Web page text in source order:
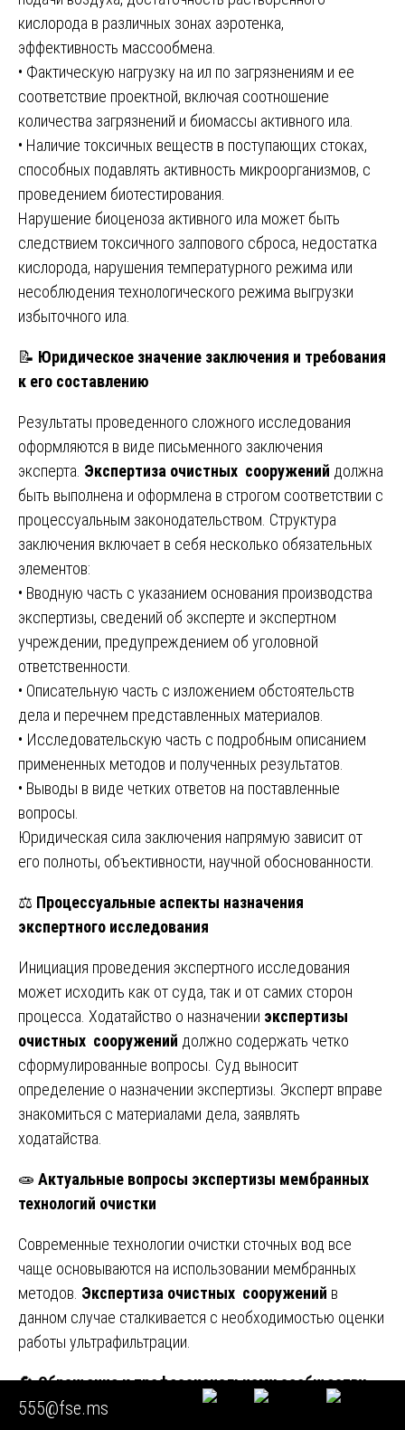
кислорода в различных зонах аэротенка,
эффективность массообмена.
• Фактическую нагрузку на ил по загрязнениям и ее
соответствие проектной, включая соотношение
количества загрязнений и биомассы активного ила.
• Наличие токсичных веществ в поступающих стоках,
способных подавлять активность микроорганизмов, с
проведением биотестирования.
Нарушение биоценоза активного ила может быть
следствием токсичного залпового сброса, недостатка
кислорода, нарушения температурного режима или
несоблюдения технологического режима выгрузки
избыточного ила.
📝 Юридическое значение заключения и требования
к его составлению
Результаты проведенного сложного исследования
оформляются в виде письменного заключения
эксперта. Экспертиза очистных сооружений должна
быть выполнена и оформлена в строгом соответствии с
процессуальным законодательством. Структура
заключения включает в себя несколько обязательных
элементов:
• Вводную часть с указанием основания производства
экспертизы, сведений об эксперте и экспертном
учреждении, предупреждением об уголовной
ответственности.
• Описательную часть с изложением обстоятельств
дела и перечнем представленных материалов.
• Исследовательскую часть с подробным описанием
примененных методов и полученных результатов.
• Выводы в виде четких ответов на поставленные
вопросы.
Юридическая сила заключения напрямую зависит от
его полноты, объективности, научной обоснованности.
⚖️ Процессуальные аспекты назначения
экспертного исследования
Инициация проведения экспертного исследования
может исходить как от суда, так и от самих сторон
процесса. Ходатайство о назначении экспертизы
очистных сооружений должно содержать четко
сформулированные вопросы. Суд выносит
определение о назначении экспертизы. Эксперт вправе
знакомиться с материалами дела, заявлять
ходатайства.
🧫 Актуальные вопросы экспертизы мембранных
технологий очистки
Современные технологии очистки сточных вод все
чаще основываются на использовании мембранных
методов. Экспертиза очистных сооружений в
данном случае сталкивается с необходимостью оценки
работы ультрафильтрации.
🔄Обращение к профессиональному сообществу
Уважаемые коллеги! Если вы столкнулись с
555@fse.ms